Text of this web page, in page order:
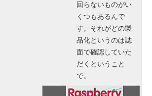
回らないものがい
くつもあるんで
す。それがどの製
品化というのは誌
面で確認していた
だくということ
で。